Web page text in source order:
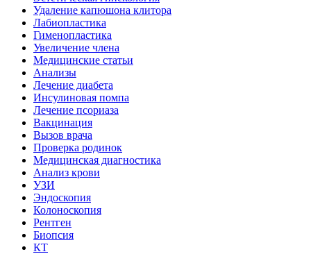
Удаление капюшона клитора
Лабиопластика
Гименопластика
Увеличение члена
Медицинские статьи
Анализы
Лечение диабета
Инсулиновая помпа
Лечение псориаза
Вакцинация
Вызов врача
Проверка родинок
Медицинская диагностика
Анализ крови
УЗИ
Эндоскопия
Колоноскопия
Рентген
Биопсия
КТ